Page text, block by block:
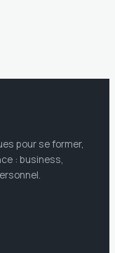
pour se former,
: business,